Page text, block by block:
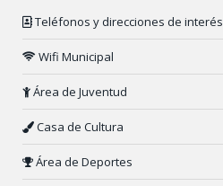
Teléfonos y direcciones de interés
Wifi Municipal
Área de Juventud
Casa de Cultura
Área de Deportes